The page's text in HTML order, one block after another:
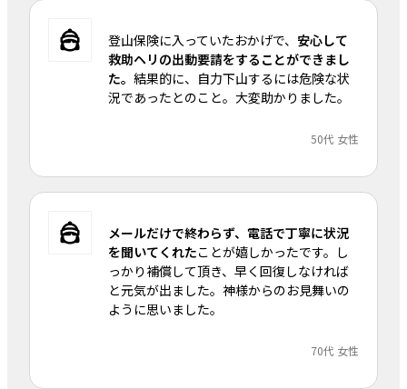
登山保険に入っていたおかげで、 安心して
救助ヘリの出動要請をすることができまし
た。 結果的に、自力下山するには危険な状
況であったとのこと。大変助かりました。
50代 女性
メールだけで終わらず、電話で丁寧に状況
を聞いてくれたことが嬉しかったです。し
っかり補償して頂き、早く回復しなければ
と元気が出ました。神様からのお見舞いの
ように思いました。
70代 女性